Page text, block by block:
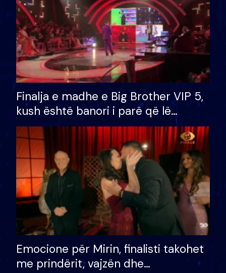
Finalja e madhe e Big Brother VIP 5,
kush është banori i parë që lë
shtëpinë dhe humb mundësinë për
të fituar çmimin e madh
Emocione për Mirin, finalisti takohet
me prindërit, vajzën dhe